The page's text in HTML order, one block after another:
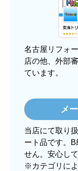
名古屋リフォ
店の他、外部
ています。
メ
当店にて取り
ート品です。
せん。安心し
※カテゴリに